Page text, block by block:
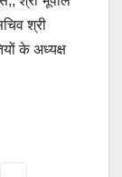
श्री
के अध्यक्ष